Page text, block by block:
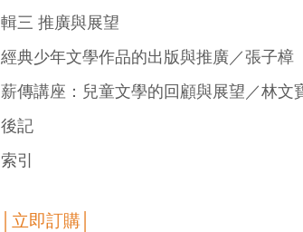
輯三 推廣與展望
經典少年文學作品的出版與推廣／張子樟
薪傳講座：兒童文學的回顧與展望／林文
後記
索引
│立即訂購│